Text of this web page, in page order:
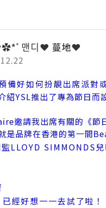
ﾟ맨디❤ 蔓地❤
備好如何扮靚出席派對
紹YSL推出了專為節日
邀請我出席有關的《節
是品牌在香港的第一間
LLOYD SIMMONDS
經好想一一去試了啦！